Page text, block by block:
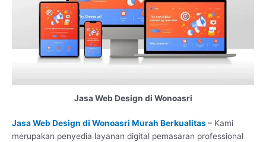
Jasa Web Design di Wonoasri
Jasa Web Design di Wonoasri Murah Berkualitas– Kami
merupakan penyedia layanan digital pemasaran professional